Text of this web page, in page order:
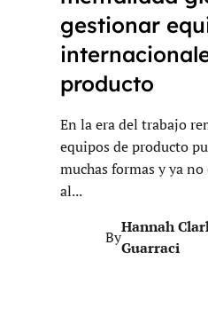
gestionar
producto
En la era del trabajo
equipos de producto
muchas formas y ya
al...
By
Hannah
Guarraci